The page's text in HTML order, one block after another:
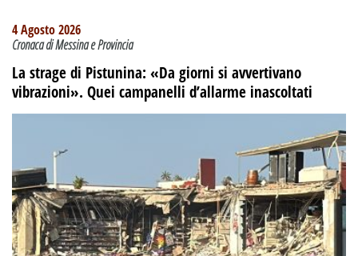
4 Agosto 2026
Cronaca di Messina e Provincia
La strage di Pistunina: «Da giorni si avvertivano
vibrazioni». Quei campanelli d’allarme inascoltati